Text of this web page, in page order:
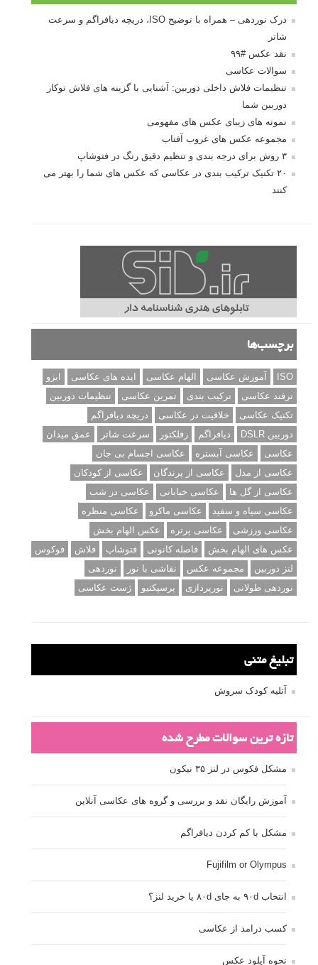
درک نوردهی – همراه با توضیح ISO، دریچه دیافراگم و سرعت
شاتر
نقد عکس #۹۹
سوالات عکاسی
تنظیمات فلاش داخلی دوربین: آشنایی با گزینه های فلاش توکار
دوربین شما
نمونه های زیبای عکس های مفهومی
مجموعه عکس های غروب آفتاب
۳ روش برای درجه بندی و تنظیم دقیق رنگ در فتوشاپ
۲۰ تکنیک ترکیب بندی در عکاسی که عکس های شما را بهتر می
کنند
برچسب‌ها
ISO آموزش عکاسی الهام عکاسی ایده های عکاسی
ایزو
ترفند عکاسی
ترکیب بندی تمرین عکاسی
تنظیمات دوربین
تکنیک عکاسی
خلاقیت در عکاسی
دریچه دیافراگم
دوربین DSLR
دیافراگم رفلکتور سرعت شاتر
عمق میدان
عکاسی
عکاسی آبستره
عکاسی اجسام بی جان
عکاسی از مدل
عکاسی از پرندگان
عکاسی از کودکان
عکاسی از گل ها
عکاسی خیابانی
عکاسی در شب
عکاسی سیاه و سفید
عکاسی ماکرو
عکاسی منظره
عکاسی ورزشی
عکاسی پرتره
عکس الهام بخش
عکس های الهام بخش
فاصله کانونی فتوشاپ فلاش
فوکوس
لنز دوربین
مجموعه عکس نقاشی با نور
نوردهی
نوردهی طولانی
نورپردازی پرسپکتیو ژست عکاسی
تبلیغ متنی
آتلیه کودک سروش
تازه ترین سوالات مطرح شده
مشکل فکوس در لنز ۳۵ نیکون
آموزش رایگان نقد و بررسی و گروه های عکاسی آنلاین
مشکل با کم کردن دیافراگم
Fujifilm or Olympus
انتخاب ۹۰d به جای ۸۰d یا خرید لنز؟
کسب درامد از عکاسی
نحوه آپلود عکس